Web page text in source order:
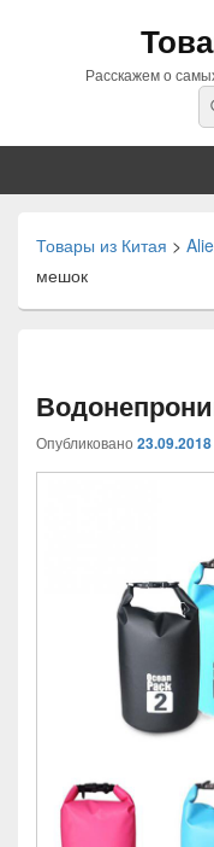
Расскажем о
Товары из Китая >
мешок
Опубликовано 23.09.2018